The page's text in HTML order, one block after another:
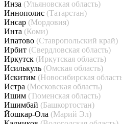
Инза (Ульяновская область)
Иннополис (Татарстан)
Инсар (Мордовия)
Инта (Коми)
Ипатово (Ставропольский край)
Ирбит (Свердловская область)
Иркутск (Иркутская область)
Исилькуль (Омская область)
Искитим (Новосибирская
Истра (Московская область)
Ишим (Тюменская область)
Ишимбай (Башкортостан)
Йошкар-Ола (Марий Эл)